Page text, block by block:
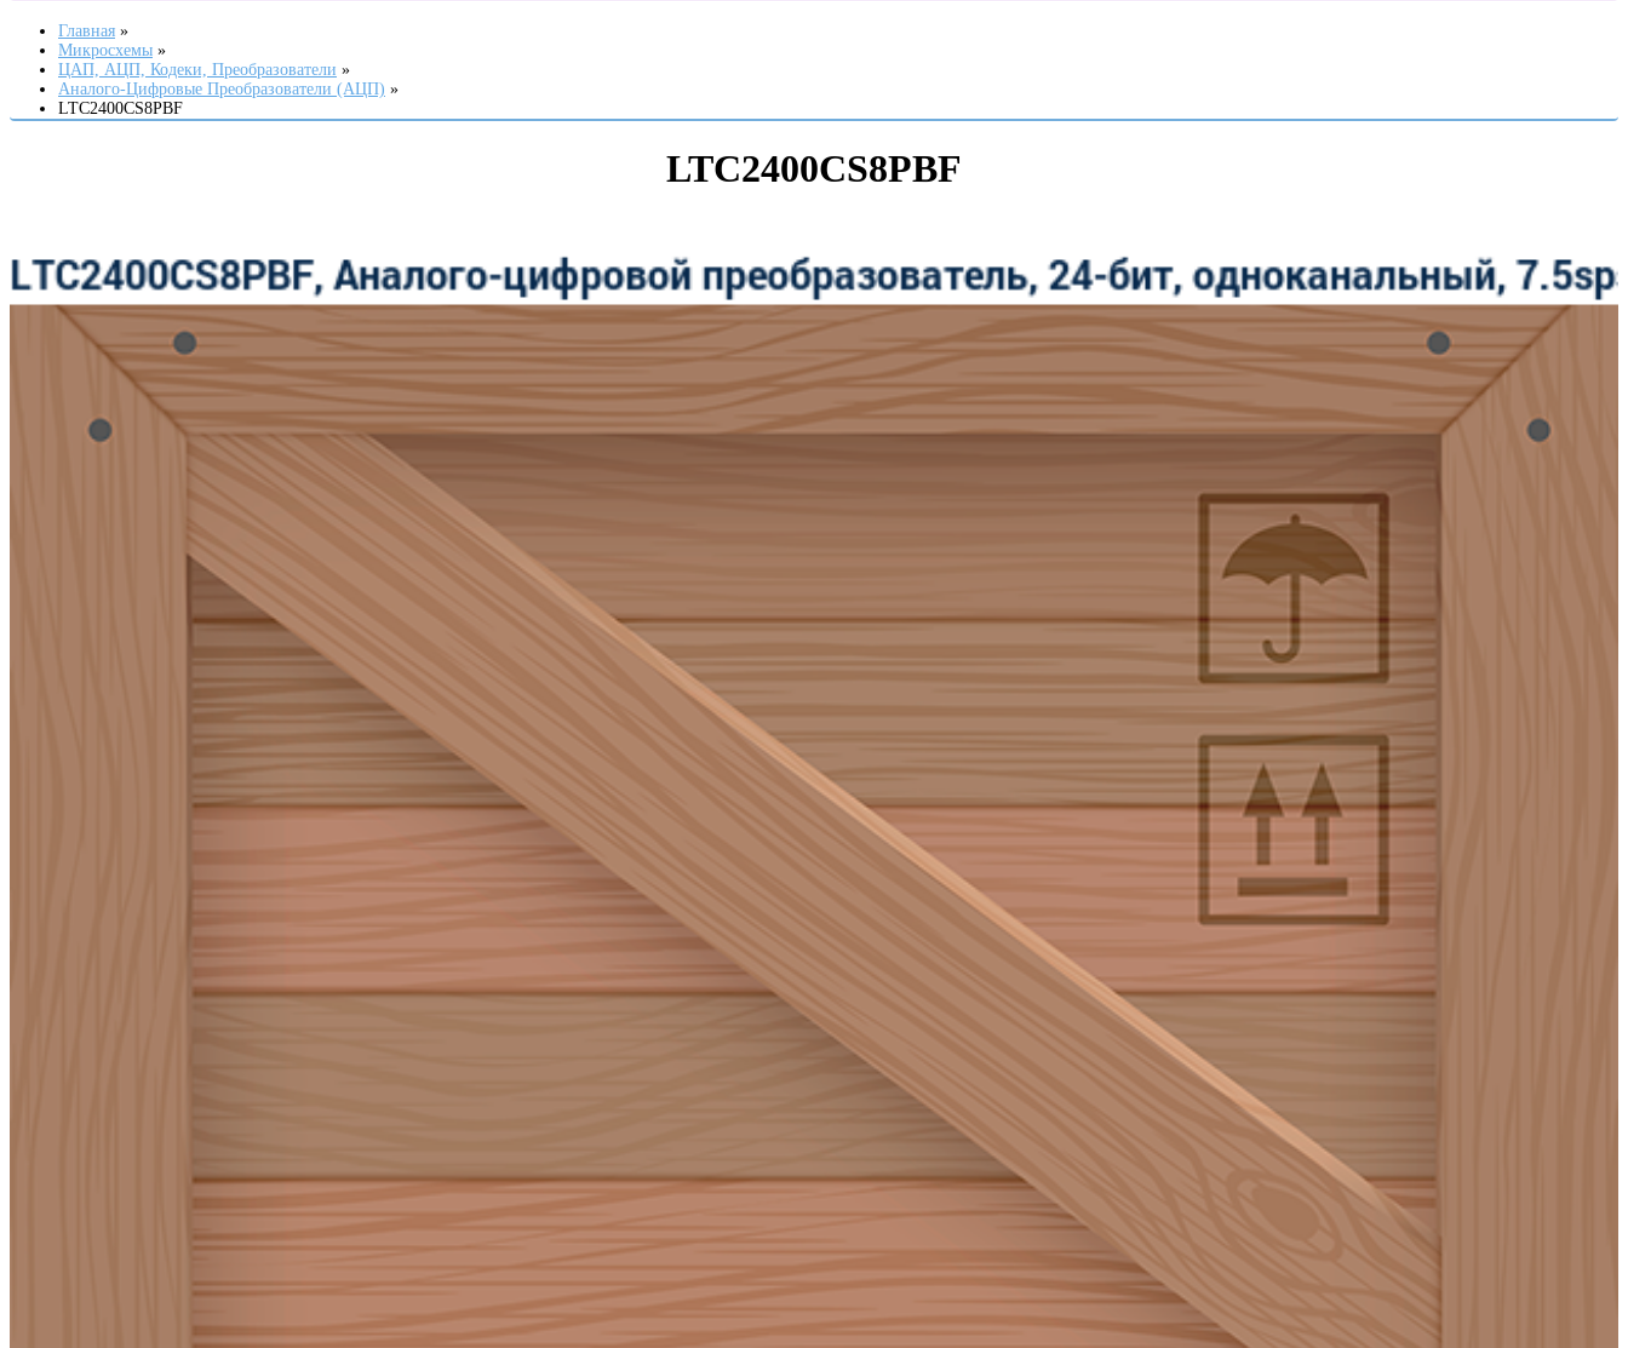
Главная
Микросхемы
ЦАП, АЦП, Кодеки, Преобразователи
Аналого-Цифровые Преобразователи (АЦП)
LTC2400CS8PBF
LTC2400CS8PBF